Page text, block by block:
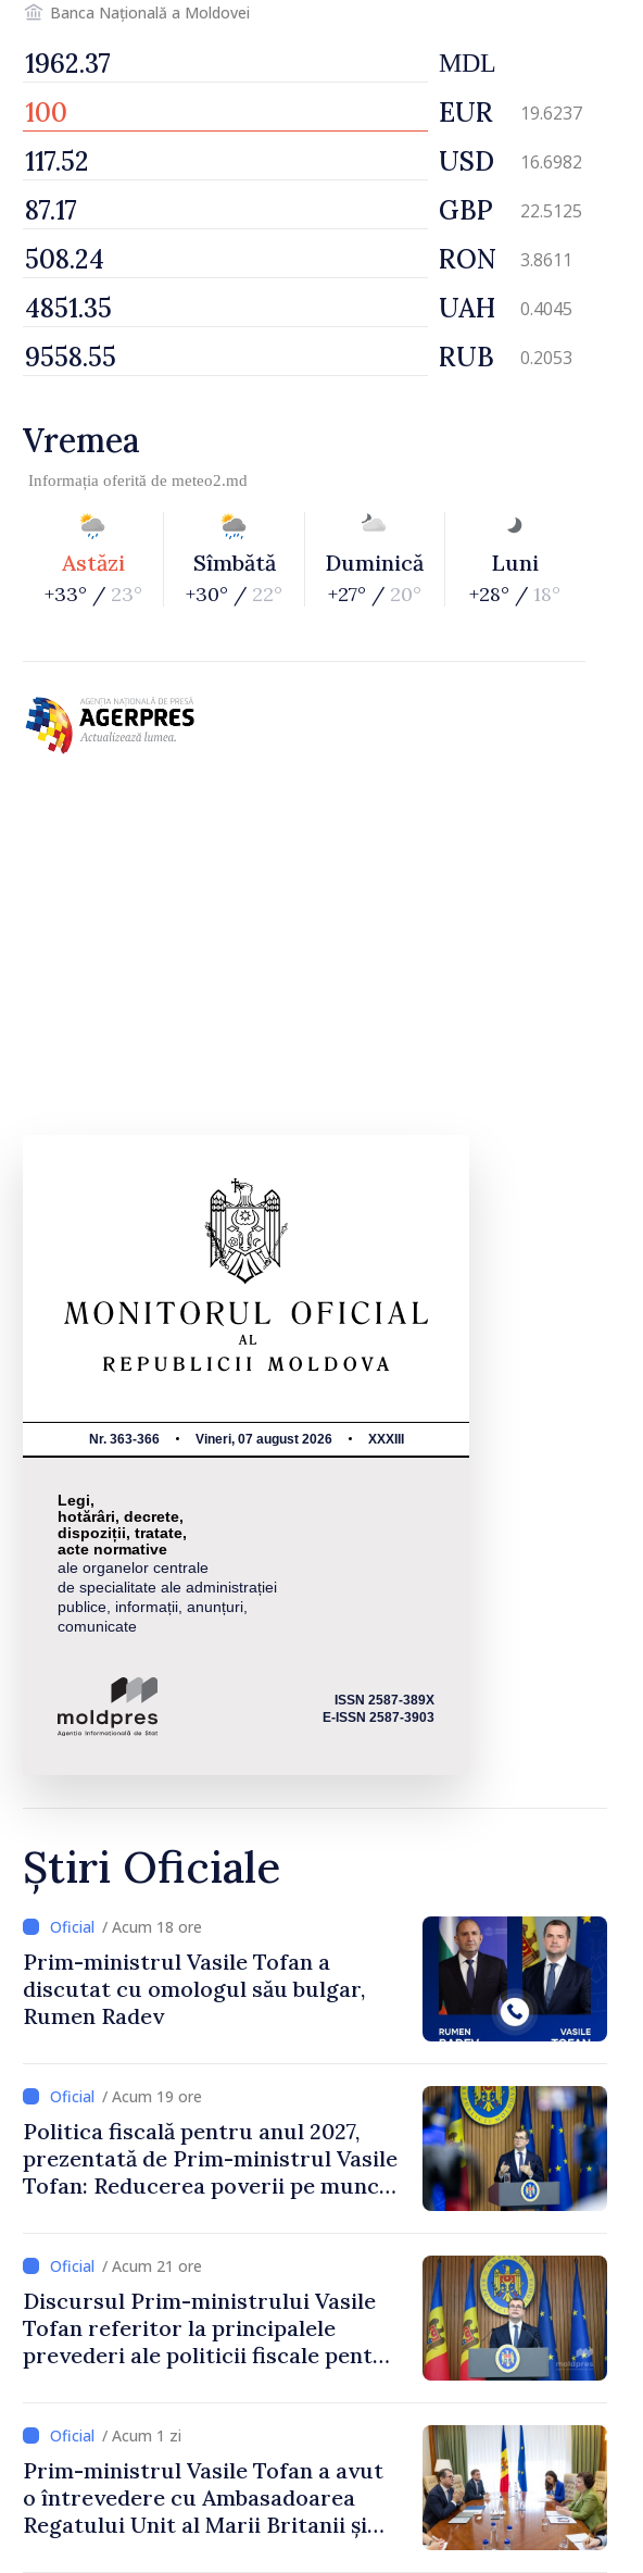
Banca Națională a Moldovei
MDL
EUR 19.6237
USD 16.6982
GBP 22.5125
RON 3.8611
UAH 0.4045
RUB 0.2053
Vremea
Informația oferită de meteo2.md
Astăzi
+33° / 23°
Sîmbătă
+30° / 22°
Duminică
+27° / 20°
Luni
+28° / 18°
Nr. 363-366 Vineri, 07 august 2026 XXXIII
Legi,
hotărâri, decrete,
dispoziții, tratate,
acte normative
ale organelor centrale
de specialitate ale administrației
publice, informații, anunțuri,
comunicate
ISSN 2587-389X
E-ISSN 2587-3903
Știri Oficiale
/ Acum 18 ore
Prim-ministrul Vasile Tofan a
discutat cu omologul său bulgar,
Rumen Radev
/ Acum 19 ore
Politica fiscală pentru anul 2027,
prezentată de Prim-ministrul Vasile
Tofan: Reducerea poverii pe muncă,
/ Acum 21 ore
Discursul Prim-ministrului Vasile
Tofan referitor la principalele
prevederi ale politicii fiscale pentru
/ Acum 1 zi
Prim-ministrul Vasile Tofan a avut
o întrevedere cu Ambasadoarea
Regatului Unit al Marii Britanii și